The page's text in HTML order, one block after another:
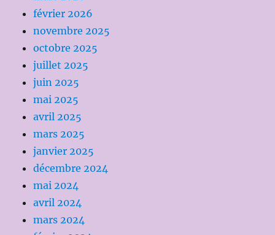
février 2026
novembre 2025
octobre 2025
juillet 2025
juin 2025
mai 2025
avril 2025
mars 2025
janvier 2025
décembre 2024
mai 2024
avril 2024
mars 2024